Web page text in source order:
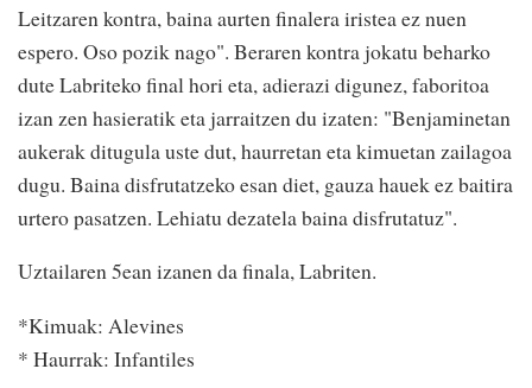
Leitzaren kontra, baina aurten finalera iristea ez nuen
espero. Oso pozik nago". Beraren kontra jokatu beharko
dute Labriteko final hori eta, adierazi digunez, faboritoa
izan zen hasieratik eta jarraitzen du izaten: "Benjaminetan
aukerak ditugula uste dut, haurretan eta kimuetan zailagoa
dugu. Baina disfrutatzeko esan diet, gauza hauek ez baitira
urtero pasatzen. Lehiatu dezatela baina disfrutatuz".
Uztailaren 5ean izanen da finala, Labriten.
*Kimuak: Alevines
* Haurrak: Infantiles